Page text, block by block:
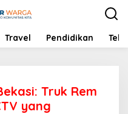
Travel Pendidikan
Truk Rem
yang